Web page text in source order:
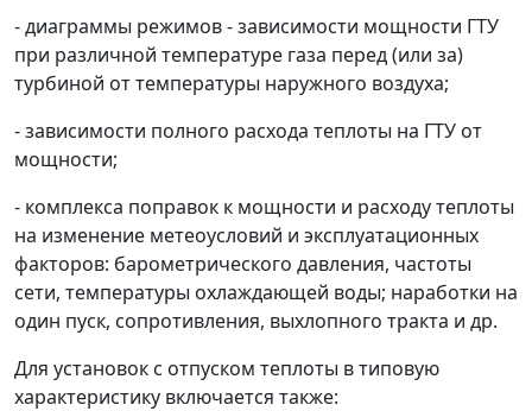
- диаграммы режимов - зависимости мощности ГТУ
при различной температуре газа перед (или за)
турбиной от температуры наружного воздуха;
- зависимости полного расхода теплоты на ГТУ от
мощности;
- комплекса поправок к мощности и расходу теплоты
на изменение метеоусловий и эксплуатационных
факторов: барометрического давления, частоты
сети, температуры охлаждающей воды; наработки на
один пуск, сопротивления, выхлопного тракта и др.
Для установок с отпуском теплоты в типовую
характеристику включается также: